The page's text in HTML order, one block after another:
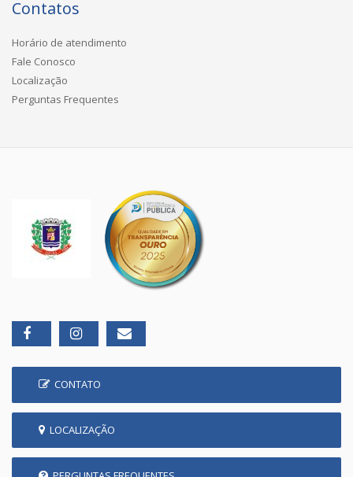
Contatos
Horário de atendimento
Fale Conosco
Localização
Perguntas Frequentes
CONTATO
LOCALIZAÇÃO